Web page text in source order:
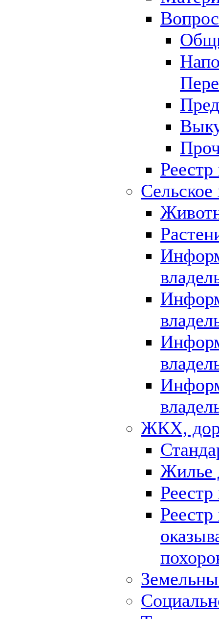
Сельское
ЖКХ,
Жилье